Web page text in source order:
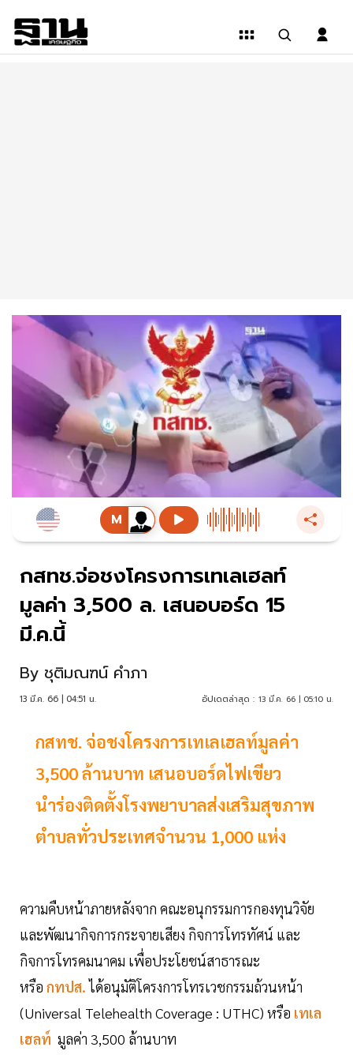
กสทช.จ่อชงโครงการเทเลเฮลท์
มูลค่า 3,500 ล. เสนอบอร์ด 15
มี.ค.นี้
By ชุติมณฑน์ คำภา
13 มี.ค. 66 | 04:51 น. อัปเดตล่าสุด : 13 มี.ค. 66 | 05:10 น.
กสทช. จ่อชงโครงการเทเลเฮลท์มูลค่า
3,500 ล้านบาท เสนอบอร์ดไฟเขียว
นำร่องติดตั้งโรงพยาบาลส่งเสริมสุขภาพ
ตำบลทั่วประเทศจำนวน 1,000 แห่ง
ความคืบหน้าภายหลังจาก คณะอนุกรรมการกองทุนวิจัย
และพัฒนากิจการกระจายเสียง กิจการโทรทัศน์ และ
กิจการโทรคมนาคม เพื่อประโยชน์สาธารณะ
หรือ กทปส.ได้อนุมัติโครงการโทรเวชกรรมถ้วนหน้า
(Universal Telehealth Coverage : UTHC) หรือ เทเล
เฮลท์ มูลค่า 3,500 ล้านบาท